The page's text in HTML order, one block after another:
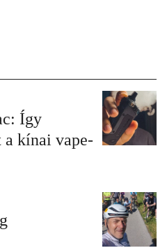
Így
a kínai vape-